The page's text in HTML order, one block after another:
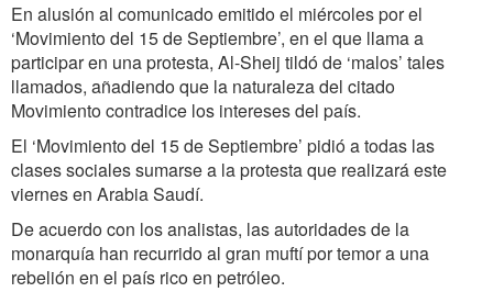
En alusión al comunicado emitido el miércoles por el
‘Movimiento del 15 de Septiembre’, en el que llama a
participar en una protesta, Al-Sheij tildó de ‘malos’ tales
llamados, añadiendo que la naturaleza del citado
Movimiento contradice los intereses del país.
El ‘Movimiento del 15 de Septiembre’ pidió a todas las
clases sociales sumarse a la protesta que realizará este
viernes en Arabia Saudí.
De acuerdo con los analistas, las autoridades de la
monarquía han recurrido al gran muftí por temor a una
rebelión en el país rico en petróleo.